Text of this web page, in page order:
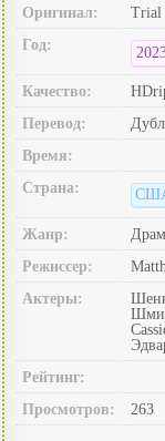
Оригинал:
Trial
Год:
Качество:
Перевод:
Время:
Страна:
Жанр:
Режиссер:
Актеры:
Рейтинг:
Просмотров:
263